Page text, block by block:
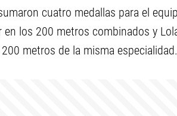
cuatro medallas para el
los 200 metros combinados y
metros de la misma especialidad.